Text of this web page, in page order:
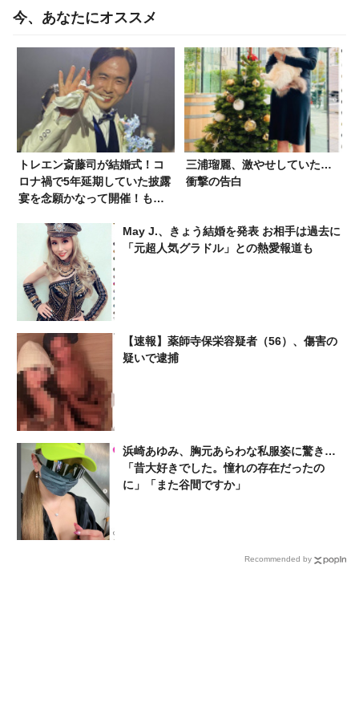
今、あなたにオススメ
トレエン斎藤司が結婚式！コ
ロナ禍で5年延期していた披露
宴を念願かなって開催！もう
マサヒロらが参列
三浦瑠麗、激やせしていた…
衝撃の告白
May J.、きょう結婚を発表 お相手は過去に
「元超人気グラドル」との熱愛報道も
【速報】薬師寺保栄容疑者（56）、傷害の
疑いで逮捕
浜崎あゆみ、胸元あらわな私服姿に驚き…
「昔大好きでした。憧れの存在だったの
に」「また谷間ですか」
Recommended by